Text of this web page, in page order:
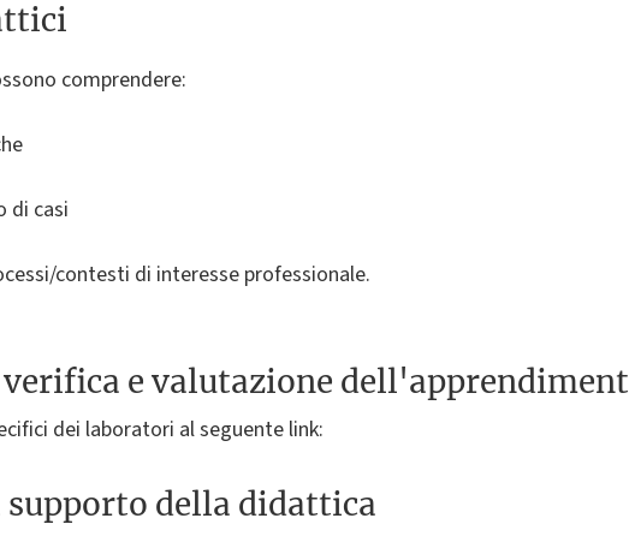
comprendere:
di casi
contesti di interesse professionale.
e valutazione
dei laboratori al seguente link:
della didattica